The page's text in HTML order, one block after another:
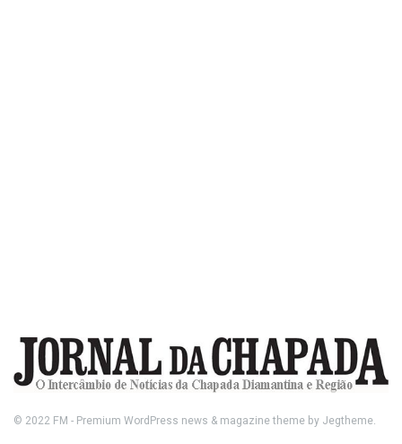
© 2022 FM - Premium WordPress news & magazine theme by Jegtheme.